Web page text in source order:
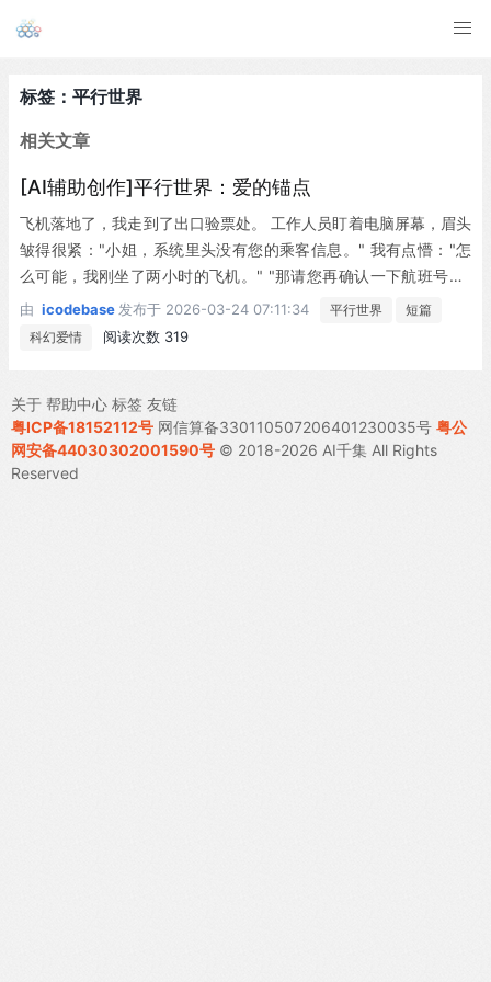
标签：平行世界
相关文章
[AI辅助创作]平行世界：爱的锚点
飞机落地了，我走到了出口验票处。 工作人员盯着电脑屏幕，眉头
皱得很紧："小姐，系统里头没有您的乘客信息。" 我有点懵："怎
么可能，我刚坐了两小时的飞机。" "那请您再确认一下航班号？"
"QH7721，刚降落的这班。" 工作人员又查了一遍："QH7721的乘
客名单里，根本没有您的名字。" "这不可能啊……"我掏出登机
客信息却是空白的。"
由 icodebase 发布于 2026-03-24 07:11:34 平行世界
短篇
科幻爱情
阅读次数 319
关于 帮助中心 标签 友链
粤ICP备18152112号 网信算备330110507206401230035号 粤公
网安备44030302001590号 © 2018-2026 AI千集 All Rights
Reserved